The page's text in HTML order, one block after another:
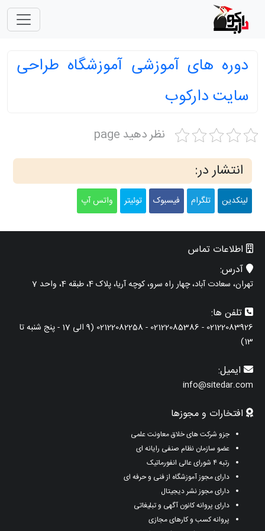
دوره های آموزشی آموزشگاه طراحی
سایت دارکوب
نظر دهید page
انتشار در:
لینکدین تلگرام فیسبوک توئیتر واتس آپ
اطلاعات تماس
آدرس:
تهران، سعادت آباد، چهار راه سرو، کوچه آریا، پلاک 4، طبقه 4، واحد 7
تلفن ها:
02122083926 - 02122085386 - 02122082258 (9 الی 17 - پنج شنبه تا
13)
ایمیل:
info@sitedar.com
افتخارات و مجوزها
جزو شرکت های خلاق معاونت علمی
عضو سازمان نظام صنفی رایانه ای
رتبه ۴ شورای عالی انفورماتیک
دارای مجوز آموزشگاه از فنی و حرفه ای
دارای مجوز نشر دیجیتال
دارای پروانه کانون آگهی و تبلیغاتی
پروانه کسب و کارهای مجازی